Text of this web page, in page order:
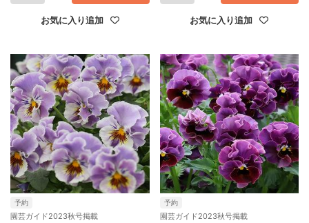
お気に入り追加 お気に入り追加
予約
園芸ガイド2023秋号掲載
予約
園芸ガイド2023秋号掲載